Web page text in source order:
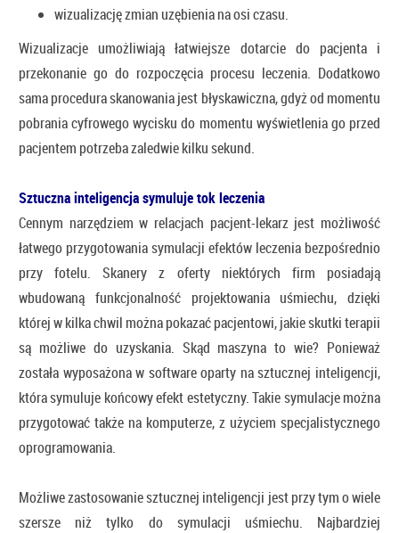
wizualizację zmian uzębienia na osi czasu.
Wizualizacje umożliwiają łatwiejsze dotarcie do pacjenta i
przekonanie go do rozpoczęcia procesu leczenia. Dodatkowo
sama procedura skanowania jest błyskawiczna, gdyż od momentu
pobrania cyfrowego wycisku do momentu wyświetlenia go przed
pacjentem potrzeba zaledwie kilku sekund.
Sztuczna inteligencja symuluje tok leczenia
Cennym narzędziem w relacjach pacjent-lekarz jest możliwość
łatwego przygotowania symulacji efektów leczenia bezpośrednio
przy fotelu. Skanery z oferty niektórych firm posiadają
wbudowaną funkcjonalność projektowania uśmiechu, dzięki
której w kilka chwil można pokazać pacjentowi, jakie skutki terapii
są możliwe do uzyskania. Skąd maszyna to wie? Ponieważ
została wyposażona w software oparty na sztucznej inteligencji,
która symuluje końcowy efekt estetyczny. Takie symulacje można
przygotować także na komputerze, z użyciem specjalistycznego
oprogramowania.
Możliwe zastosowanie sztucznej inteligencji jest przy tym o wiele
szersze niż tylko do symulacji uśmiechu. Najbardziej